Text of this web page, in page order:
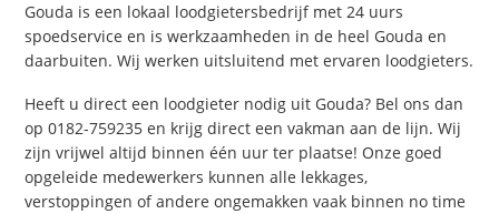
Gouda is een lokaal loodgietersbedrijf met 24 uurs
spoedservice en is werkzaamheden in de heel Gouda en
daarbuiten. Wij werken uitsluitend met ervaren loodgieters.
Heeft u direct een loodgieter nodig uit Gouda? Bel ons dan
op 0182-759235 en krijg direct een vakman aan de lijn. Wij
zijn vrijwel altijd binnen één uur ter plaatse! Onze goed
opgeleide medewerkers kunnen alle lekkages,
verstoppingen of andere ongemakken vaak binnen no time